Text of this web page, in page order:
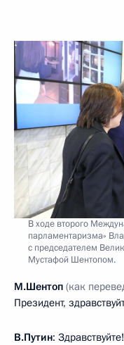
В ходе второго
парламентаризма»
с председателем
Мустафой Шентопом.
М.Шентоп (как
Президент,
В.Путин: